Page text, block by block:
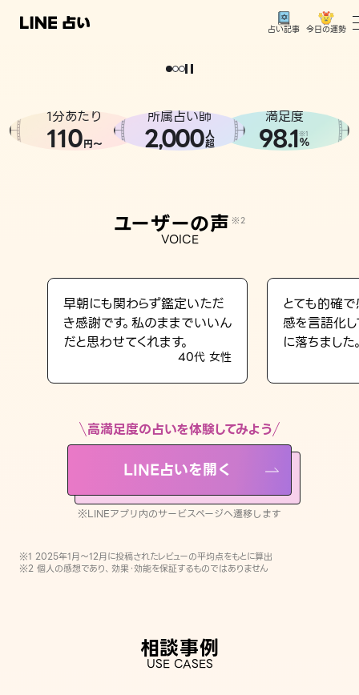
占い記事 今日の運勢
相談事例
LINE占いを開く
※LINEアプリ内のサービスページへ遷移します
どうせなら
。
1分あたり
110円〜
所属占い師
2,000人
超
満足度
98.1※1
%
ユーザーの声 ※2
VOICE
早朝にも関わらず鑑定いただ
き感謝です。私のままでいいん
だと思わせてくれます。
40代 女性
とても的確
感を言語化
に落ちました
高満足度の占いを体験してみよう
LINE占いを開く
※LINEアプリ内のサービスページへ遷移します
※1 2025年1月〜12月に投稿されたレビューの平均点をもとに算出
※2 個人の感想であり、効果・効能を保証するものではありません
相談事例
USE CASES